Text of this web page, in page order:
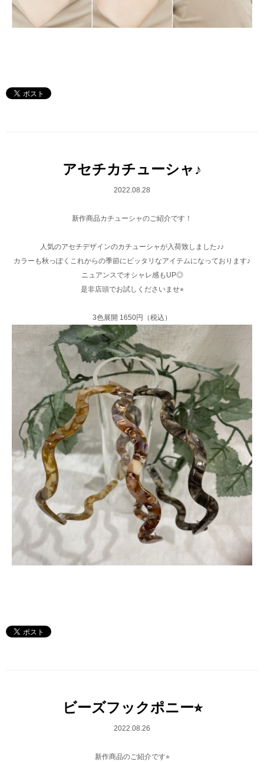
アセチカチューシャ♪
2022.08.28
新作商品カチューシャのご紹介です！
人気のアセチデザインのカチューシャが入荷致しました♪♪
カラーも秋っぽくこれからの季節にピッタリなアイテムになっております♪
ニュアンスでオシャレ感もUP◎
是非店頭でお試しくださいませ⭐︎
3色展開 1650円（税込）
ビーズフックポニー⭐︎
2022.08.26
新作商品のご紹介です⭐︎